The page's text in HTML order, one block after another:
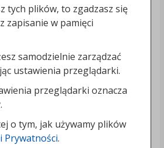
tych plików, to zgadzasz się
zapisanie w pamięci
samodzielnie zarządzać
ustawienia przeglądarki.
przeglądarki oznacza
o tym, jak używamy plików
Prywatności.